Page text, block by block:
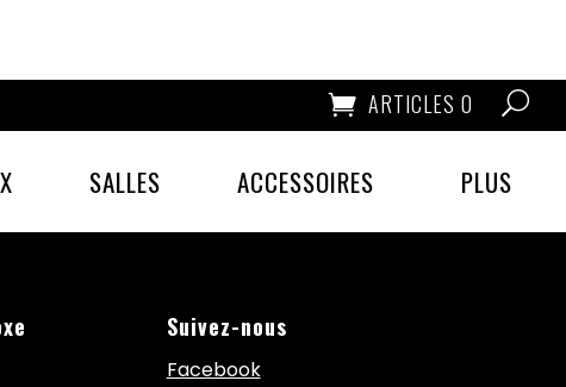
ARTICLES 0
SALLES ACCESSOIRES PLUS
Suivez-nous
Facebook